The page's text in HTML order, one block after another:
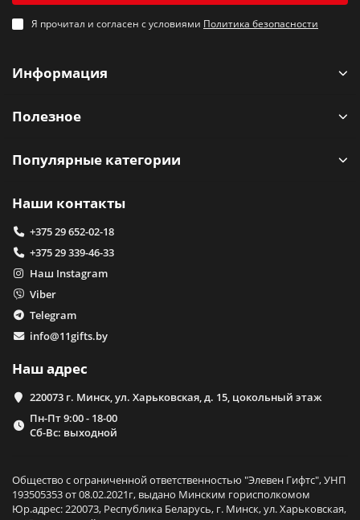
Я прочитал и согласен с условиями Политика безопасности
Информация
Полезное
Популярные категории
Наши контакты
+375 29 652-02-18
+375 29 339-46-33
Наш Instagram
Viber
Telegram
info@11gifts.by
Наш адрес
220073 г. Минск, ул. Харьковская, д. 15, цокольный этаж
Пн-Пт 9:00 - 18-00
Сб-Вс: выходной
Общество с ограниченной ответственностью "Элевен Гифтс", УНП
193505353 от 08.02.2021г, выдано Минским горисполкомом
Юр.адрес: 220073, Республика Беларусь, г. Минск, ул. Харьковская,